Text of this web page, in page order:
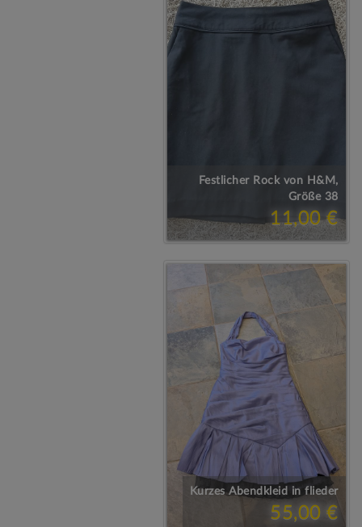
Festlicher Rock von H&M,
Größe 38
11,00 €
Kurzes Abendkleid in flieder
55,00 €